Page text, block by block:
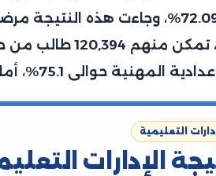
أما الإعدادية الصم وضعاف السمع حوالي 88.5%، بينما سجلت إعدادية المكفوفين نسبة 88.9%.
التعليمية
الإدارات